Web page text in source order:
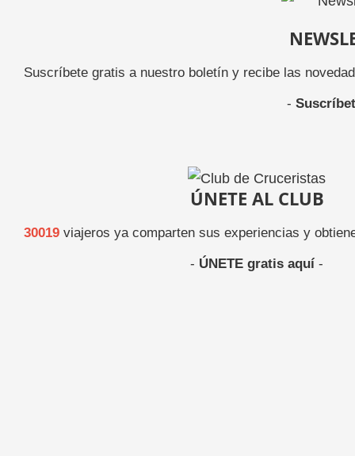
Suscríbete gratis a nuestro boletín y recibe las
-
ÚNETE AL CLUB
30019 viajeros ya comparten sus experiencias y
- ÚNETE gratis aquí -